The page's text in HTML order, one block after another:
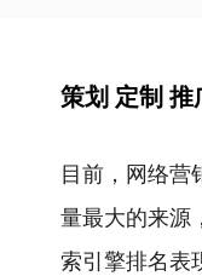
策划 定制 推
目前，网络营
量最大的来源
索引擎排名表